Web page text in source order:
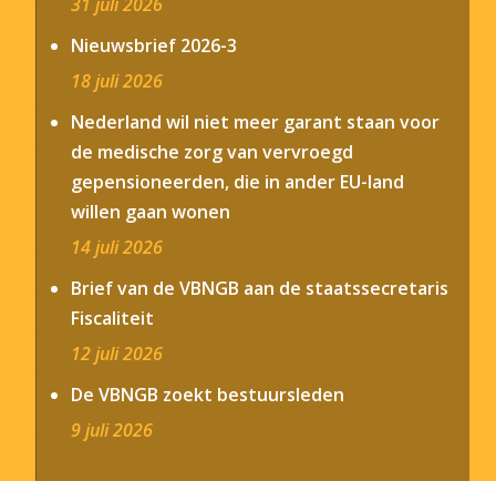
Nieuwsbrief 2026-3
18 juli 2026
Nederland wil niet meer garant staan voor
de medische zorg van vervroegd
gepensioneerden, die in ander EU-land
willen gaan wonen
14 juli 2026
Brief van de VBNGB aan de staatssecretaris
Fiscaliteit
12 juli 2026
De VBNGB zoekt bestuursleden
9 juli 2026